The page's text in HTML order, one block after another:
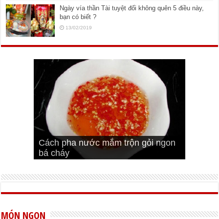
Ngày vía thần Tài tuyệt đối không quên 5 điều này,
bạn có biết ?
13/02/2019
Cách pha nước mắm trộn gỏi ngon
bá cháy
Bí quyết để chiên đậu hũ giòn ngon
Cách ướp sườn non nướng ngon
đúng vị
Cách ướp thịt heo chiên ngon mềm
Bật mí cách ướp sườn cơm tấm
ngon
MÓN NGON